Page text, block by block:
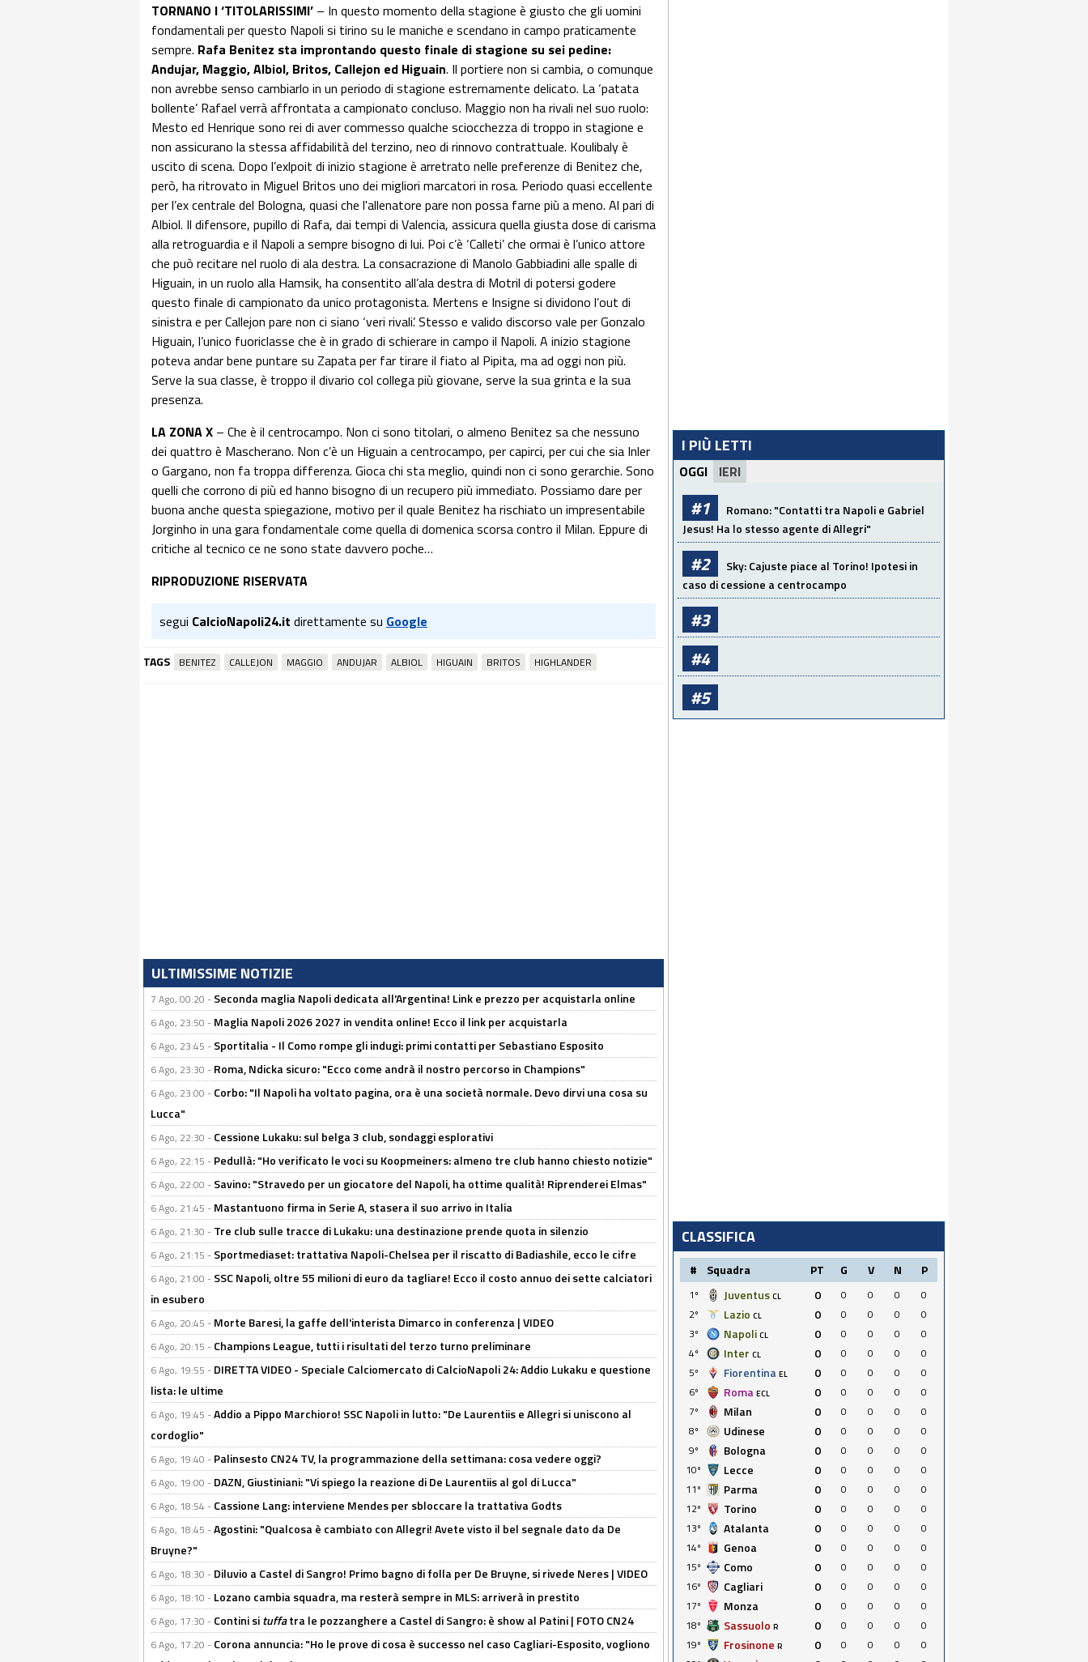
TORNANO I ‘TITOLARISSIMI’ – In questo momento della stagione è giusto che gli uomini
fondamentali per questo Napoli si tirino su le maniche e scendano in campo praticamente
sempre. Rafa Benitez sta improntando questo finale di stagione su sei pedine:
Andujar, Maggio, Albiol, Britos, Callejon ed Higuain. Il portiere non si cambia, o comunque
non avrebbe senso cambiarlo in un periodo di stagione estremamente delicato. La ‘patata
bollente’ Rafael verrà affrontata a campionato concluso. Maggio non ha rivali nel suo ruolo:
Mesto ed Henrique sono rei di aver commesso qualche sciocchezza di troppo in stagione e
non assicurano la stessa affidabilità del terzino, neo di rinnovo contrattuale. Koulibaly è
uscito di scena. Dopo l’exlpoit di inizio stagione è arretrato nelle preferenze di Benitez che,
però, ha ritrovato in Miguel Britos uno dei migliori marcatori in rosa. Periodo quasi eccellente
per l’ex centrale del Bologna, quasi che l'allenatore pare non possa farne più a meno. Al pari di
Albiol. Il difensore, pupillo di Rafa, dai tempi di Valencia, assicura quella giusta dose di carisma
alla retroguardia e il Napoli a sempre bisogno di lui. Poi c’è ‘Calleti’ che ormai è l’unico attore
che può recitare nel ruolo di ala destra. La consacrazione di Manolo Gabbiadini alle spalle di
Higuain, in un ruolo alla Hamsik, ha consentito all’ala destra di Motril di potersi godere
questo finale di campionato da unico protagonista. Mertens e Insigne si dividono l’out di
sinistra e per Callejon pare non ci siano ‘veri rivali’. Stesso e valido discorso vale per Gonzalo
Higuain, l’unico fuoriclasse che è in grado di schierare in campo il Napoli. A inizio stagione
poteva andar bene puntare su Zapata per far tirare il fiato al Pipita, ma ad oggi non più.
Serve la sua classe, è troppo il divario col collega più giovane, serve la sua grinta e la sua
presenza.
LA ZONA X – Che è il centrocampo. Non ci sono titolari, o almeno Benitez sa che nessuno
dei quattro è Mascherano. Non c’è un Higuain a centrocampo, per capirci, per cui che sia Inler
o Gargano, non fa troppa differenza. Gioca chi sta meglio, quindi non ci sono gerarchie. Sono
quelli che corrono di più ed hanno bisogno di un recupero più immediato. Possiamo dare per
buona anche questa spiegazione, motivo per il quale Benitez ha rischiato un impresentabile
Jorginho in una gara fondamentale come quella di domenica scorsa contro il Milan. Eppure di
critiche al tecnico ce ne sono state davvero poche…
RIPRODUZIONE RISERVATA
segui CalcioNapoli24.it direttamente su Google
TAGS BENITEZ CALLEJON MAGGIO ANDUJAR ALBIOL HIGUAIN BRITOS HIGHLANDER
ULTIMISSIME NOTIZIE
7 Ago, 00:20 - Seconda maglia Napoli dedicata all'Argentina! Link e prezzo per acquistarla online
6 Ago, 23:50 - Maglia Napoli 2026 2027 in vendita online! Ecco il link per acquistarla
6 Ago, 23:45 - Sportitalia - Il Como rompe gli indugi: primi contatti per Sebastiano Esposito
6 Ago, 23:30 - Roma, Ndicka sicuro: "Ecco come andrà il nostro percorso in Champions"
6 Ago, 23:00 - Corbo: "Il Napoli ha voltato pagina, ora è una società normale. Devo dirvi una cosa su
Lucca"
6 Ago, 22:30 - Cessione Lukaku: sul belga 3 club, sondaggi esplorativi
6 Ago, 22:15 - Pedullà: "Ho verificato le voci su Koopmeiners: almeno tre club hanno chiesto notizie"
6 Ago, 22:00 - Savino: "Stravedo per un giocatore del Napoli, ha ottime qualità! Riprenderei Elmas"
6 Ago, 21:45 - Mastantuono firma in Serie A, stasera il suo arrivo in Italia
6 Ago, 21:30 - Tre club sulle tracce di Lukaku: una destinazione prende quota in silenzio
6 Ago, 21:15 - Sportmediaset: trattativa Napoli-Chelsea per il riscatto di Badiashile, ecco le cifre
6 Ago, 21:00 - SSC Napoli, oltre 55 milioni di euro da tagliare! Ecco il costo annuo dei sette calciatori
in esubero
6 Ago, 20:45 - Morte Baresi, la gaffe dell'interista Dimarco in conferenza | VIDEO
6 Ago, 20:15 - Champions League, tutti i risultati del terzo turno preliminare
6 Ago, 19:55 - DIRETTA VIDEO - Speciale Calciomercato di CalcioNapoli 24: Addio Lukaku e questione
lista: le ultime
6 Ago, 19:45 -Addio a Pippo Marchioro! SSC Napoli in lutto: "De Laurentiis e Allegri si uniscono al
cordoglio"
6 Ago, 19:40 - Palinsesto CN24 TV, la programmazione della settimana: cosa vedere oggi?
6 Ago, 19:00 - DAZN, Giustiniani: "Vi spiego la reazione di De Laurentiis al gol di Lucca"
6 Ago, 18:54 - Cassione Lang: interviene Mendes per sbloccare la trattativa Godts
6 Ago, 18:45 -Agostini: "Qualcosa è cambiato con Allegri! Avete visto il bel segnale dato da De
Bruyne?"
6 Ago, 18:30 - Diluvio a Castel di Sangro! Primo bagno di folla per De Bruyne, si rivede Neres | VIDEO
6 Ago, 18:10 - Lozano cambia squadra, ma resterà sempre in MLS: arriverà in prestito
6 Ago, 17:30 - Contini situffatra le pozzanghere a Castel di Sangro: è show al Patini | FOTO CN24
6 Ago, 17:20 - Corona annuncia: "Ho le prove di cosa è successo nel caso Cagliari-Esposito, vogliono
I PIÙ LETTI
OGGI IERI
#1
Romano: "Contatti tra Napoli e Gabriel
Jesus! Ha lo stesso agente di Allegri"
#2
Sky: Cajuste piace al Torino! Ipotesi in
caso di cessione a centrocampo
#3
#4
#5
CLASSIFICA
# Squadra PT G V N P
1º Juventus CL 0 0 0 0
0
2º
Lazio CL 0 0 0 0
0
3º
Napoli CL 0 0 0 0
0
4º
Inter CL 0 0 0 0
0
5º
Fiorentina EL 0 0 0 0
0
6º
Roma ECL 0 0 0 0
0
7º
Milan 0 0 0 0
0
8º
Udinese 0 0 0 0
0
9º
Bologna 0 0 0 0
0
10º
Lecce 0 0 0 0
0
11º
Parma 0 0 0 0
0
12º
Torino 0 0 0 0
0
13º
Atalanta 0 0 0 0
0
14º
Genoa 0 0 0 0
0
15º
Como 0 0 0 0
0
16º
Cagliari 0 0 0 0
0
17º
Monza 0 0 0 0
0
18º
Sassuolo R 0 0 0 0
0
19º
Frosinone R 0 0 0 0
0